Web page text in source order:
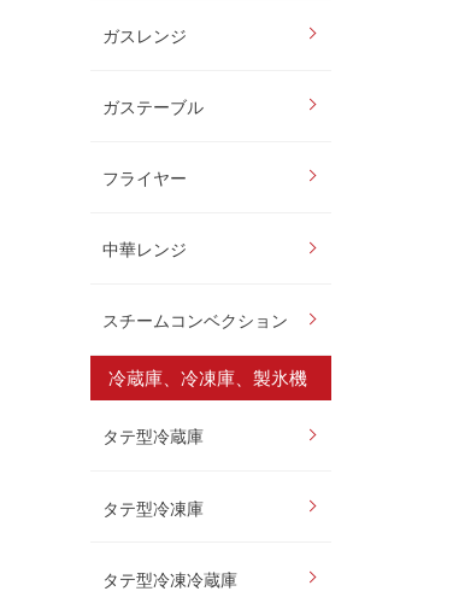
ガスレンジ
ガステーブル
フライヤー
中華レンジ
スチームコンベクション
冷蔵庫、冷凍庫、製氷機
タテ型冷蔵庫
タテ型冷凍庫
タテ型冷凍冷蔵庫